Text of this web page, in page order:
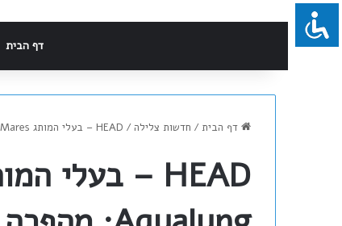
דף הבית
דף הבית / חדשות צלילה / HEAD – בעלי המותג Mares רוכשת את Aqualung: מהפכה בשוק הציוד לצלילה?